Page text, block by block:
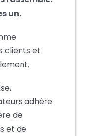
un.
clients et
adhère
de
et de